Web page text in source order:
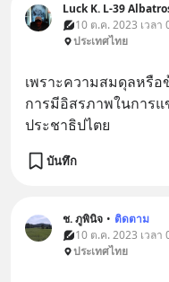
Luck K. L-39
10 ต.ค. 2023 เวลา
ประเทศไทย
เพราะความสมดุลหรื
การมีอิสรภาพในการ
ประชาธิปไตย
บันทึก
ช. ภูพินิจ • ติดตาม
10 ต.ค. 2023 เวลา
ประเทศไทย